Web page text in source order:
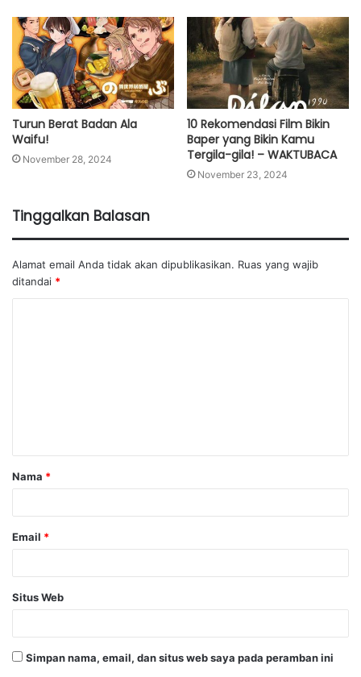
Turun Berat Badan Ala
Waifu!
November 28, 2024
10 Rekomendasi Film Bikin
Baper yang Bikin Kamu
Tergila-gila! – WAKTUBACA
November 23, 2024
Tinggalkan Balasan
Alamat email Anda tidak akan dipublikasikan. Ruas yang wajib
ditandai *
a
r
Nama *
Email *
Situs Web
Simpan nama, email, dan situs web saya pada peramban ini